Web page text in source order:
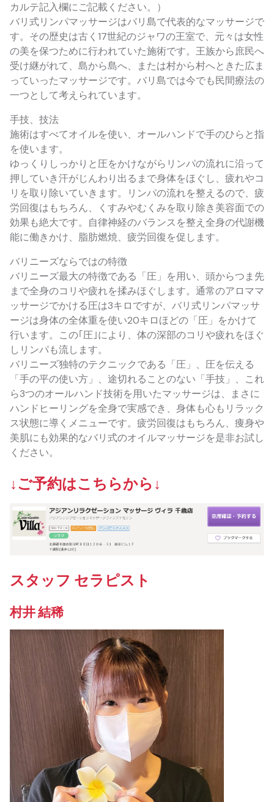
カルテ記入欄にご記載ください。）
バリ式リンパマッサージはバリ島で代表的なマッサージで
す。その歴史は古く17世紀のジャワの王室で、元々は女性
の美を保つために行われていた施術です。王族から庶民へ
受け継がれて、島から島へ、または村から村へときた広ま
っていったマッサージです。バリ島では今でも民間療法の
一つとして考えられています。
手技、技法
施術はすべてオイルを使い、オールハンドで手のひらと指
を使います。
ゆっくりしっかりと圧をかけながらリンパの流れに沿って
押していき汗がじんわり出るまで身体をほぐし、疲れやコ
リを取り除いていきます。リンパの流れを整えるので、疲
労回復はもちろん、くすみやむくみを取り除き美容面での
効果も絶大です。自律神経のバランスを整え全身の代謝機
能に働きかけ、脂肪燃焼、疲労回復を促します。
バリニーズならではの特徴
バリニーズ最大の特徴である「圧」を用い、頭からつま先
まで全身のコリや疲れを揉みほぐします。通常のアロママ
ッサージでかける圧は3キロですが、バリ式リンパマッサ
ージは身体の全体重を使い20キロほどの「圧」をかけて
行います。この｢圧｣により、体の深部のコリや疲れをほぐ
しリンパも流します。
バリニーズ独特のテクニックである「圧」、圧を伝える
「手の平の使い方」、途切れることのない「手技」、これ
ら3つのオールハンド技術を用いたマッサージは、まさに
ハンドヒーリングを全身で実感でき、身体も心もリラック
ス状態に導くメニューです。疲労回復はもちろん、痩身や
美肌にも効果的なバリ式のオイルマッサージを是非お試し
ください。
↓ご予約はこちらから↓
スタッフ セラピスト
村井 結稀